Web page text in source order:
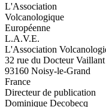
L'Association
Volcanologique
Européenne
L.A.V.E.
L'Association
32 rue du Docteur Vaillant
93160 Noisy-le-Grand
France
Directeur de publication
Dominique Decobecq